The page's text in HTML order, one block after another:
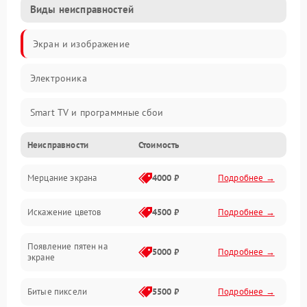
Виды неисправностей
Экран и изображение
Электроника
Smart TV и программные сбои
Питание и запуск
Подсветка и LED-модули
Звук и аудиосистема
Сигнал и приём каналов
Неисправности Стоимость
Мерцание экрана 4000 ₽ Подробнее →
Искажение цветов 4500 ₽ Подробнее →
Появление пятен на
экране
5000 ₽ Подробнее →
Битые пиксели 5500 ₽ Подробнее →